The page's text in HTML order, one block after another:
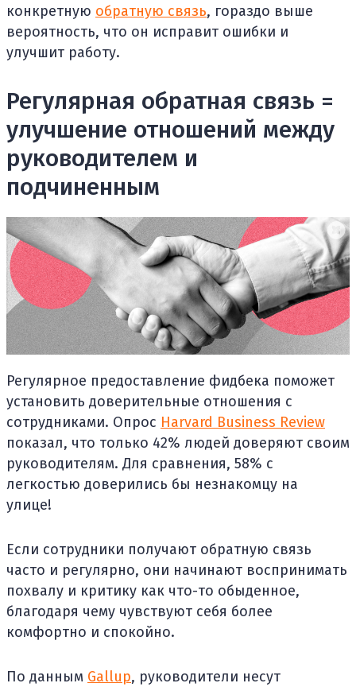
конкретную обратную связь, гораздо выше
вероятность, что он исправит ошибки и
улучшит работу.
Регулярная обратная связь =
улучшение отношений между
руководителем и
подчиненным
Регулярное предоставление фидбека поможет
установить доверительные отношения с
сотрудниками. Опрос Harvard Business Review
показал, что только 42% людей доверяют своим
руководителям. Для сравнения, 58% с
легкостью доверились бы незнакомцу на
улице!
Если сотрудники получают обратную связь
часто и регулярно, они начинают воспринимать
похвалу и критику как что-то обыденное,
благодаря чему чувствуют себя более
комфортно и спокойно.
По данным Gallup, руководители несут